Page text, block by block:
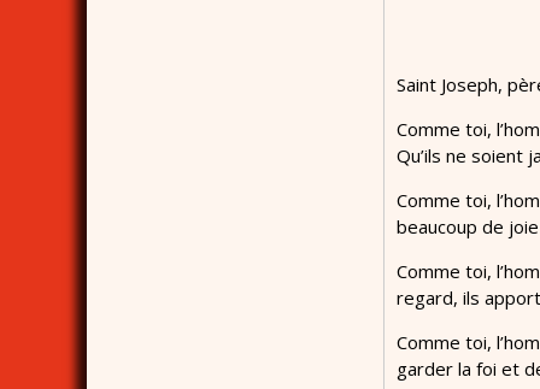
Saint Joseph,
Comme toi,
Qu’ils ne soient
Comme toi,
beaucoup de
Comme toi,
regard, ils
Comme toi,
garder la foi et